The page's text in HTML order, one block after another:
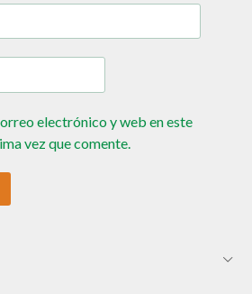
electrónico y web en este
vez que comente.